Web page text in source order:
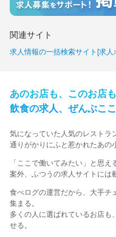
関連サイト
求人情報の一括検索サイト[求人
あの​お店も、​この​お店も
飲食の​求人、​ぜんぶ​ここ
気に​なっていた​人気の​レストラ
通りが​かりに​ふと​惹かれた​あの​
「ここで​働いてみたい」と​思え
案外、​ふつうの​求人サイトには​
食べログの運営だから、大手チ
集まる。
多くの人に選ばれているお店も
せる。​